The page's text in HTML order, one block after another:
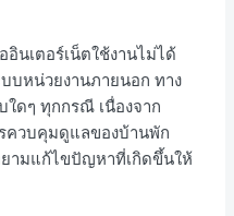
นเตอร์เน็ตใช้งานไม่ได้
บหน่วยงานภายนอก ทาง
ดๆ ทุกกรณี เนื่องจาก
ควบคุมดูแลของบ้านพัก
ามแก้ไขปัญหาที่เกิดขึ้นให้